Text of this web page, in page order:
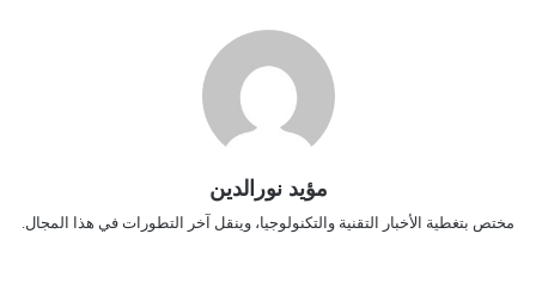
مؤيد نورالدين
مختص بتغطية الأخبار التقنية والتكنولوجيا، وينقل آخر التطورات في هذا المجال.